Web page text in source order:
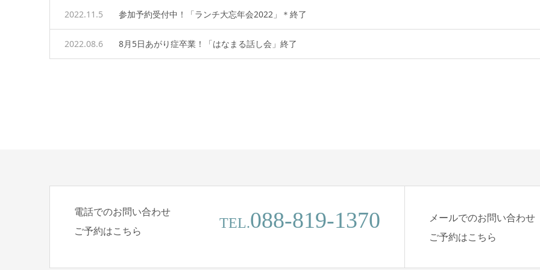
参加予約受付中！「ランチ大忘年会2022」＊終了
2022.11.5
8月5日あがり症卒業！「はなまる話し会」終了
2022.08.6
電話でのお問い合わせ
ご予約はこちら
TEL.088-819-1370
メールでのお問い合わせ
ご予約はこちら